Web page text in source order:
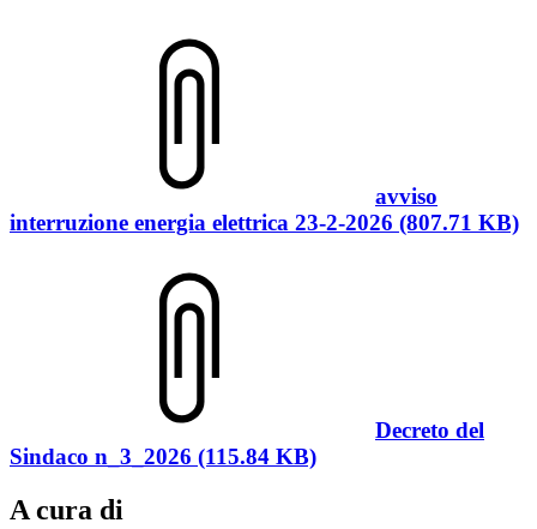
avviso
interruzione energia elettrica 23-2-2026 (807.71 KB)
Decreto del
Sindaco n_3_2026 (115.84 KB)
A cura di